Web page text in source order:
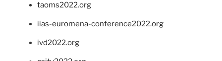
taoms2022.org
iias-euromena-conference2022.org
ivd2022.org